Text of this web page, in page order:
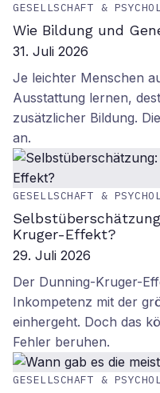
GESELLSCHAFT &
Wie Bildung und
31. Juli 2026
Je leichter Menschen
Ausstattung lernen,
zusätzlicher Bildung.
an.
GESELLSCHAFT &
Kruger-Effekt?
29. Juli 2026
Der Dunning-Kruger-
Inkompetenz mit der
einhergeht. Doch das
Fehler beruhen.
GESELLSCHAFT &